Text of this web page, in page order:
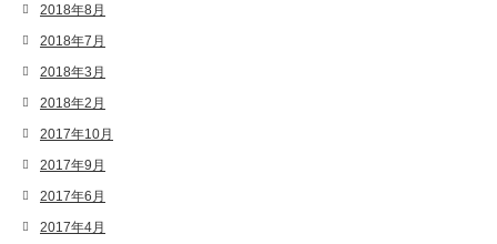
2018年8月
2018年7月
2018年3月
2018年2月
2017年10月
2017年9月
2017年6月
2017年4月